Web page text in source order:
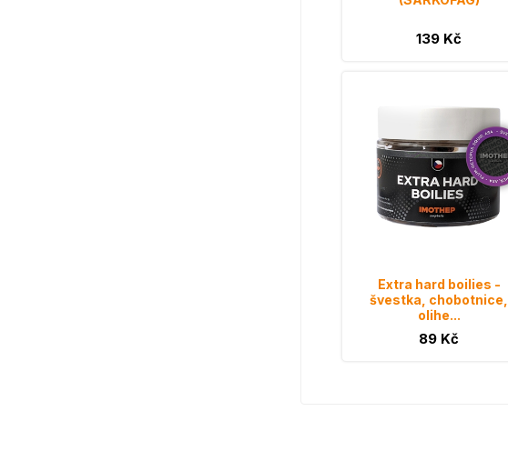
139 Kč
Extra hard boilies -
švestka, chobotnice,
olihe...
89 Kč